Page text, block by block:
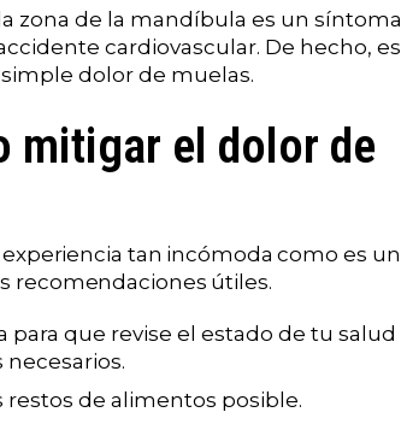
zona de la mandíbula es un síntoma
cardiovascular. De hecho, es
dolor de muelas.
mitigar el dolor de
tan incómoda como es un
recomendaciones útiles.
para que revise el estado de tu salud
de alimentos posible.